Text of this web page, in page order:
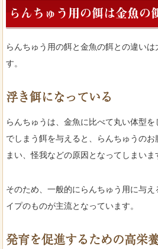
らんちゅう用の餌は金魚の
らんちゅう用の餌と金魚の餌との違いは
す。
浮き餌になっている
らんちゅうは、金魚に比べて丸い体型
でしまう餌を与えると、らんちゅうの
まい、怪我などの原因となってしまいま
そのため、一般的にらんちゅう用に与
イプのものが主流となっています。
発育を促進するための高栄